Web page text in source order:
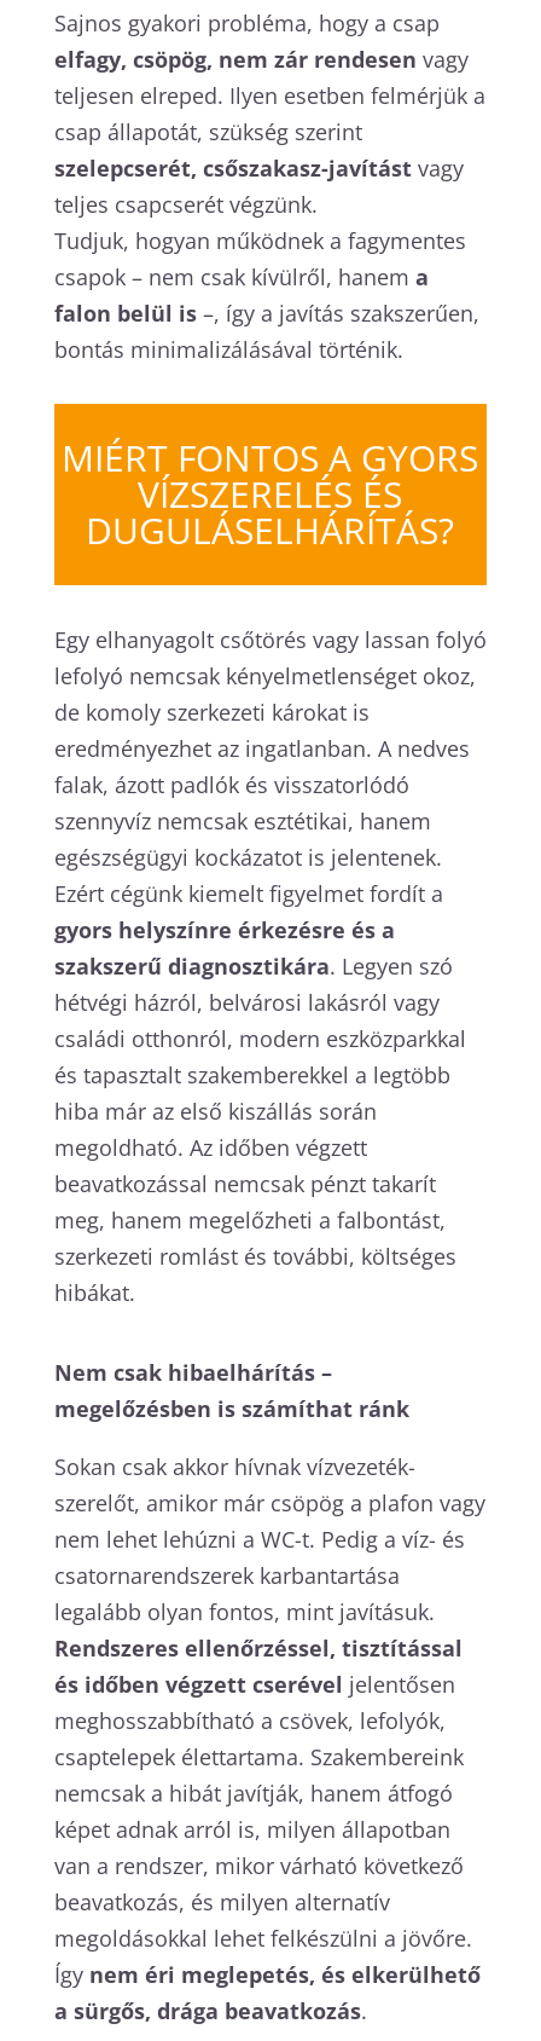
Sajnos gyakori probléma, hogy a csap
elfagy, csöpög, nem zár rendesen vagy
teljesen elreped. Ilyen esetben felmérjük a
csap állapotát, szükség szerint
szelepcserét, csőszakasz-javítástvagy
teljes csapcserét végzünk.
Tudjuk, hogyan működnek a fagymentes
csapok – nem csak kívülről, hanem a
falon belül is–, így a javítás szakszerűen,
bontás minimalizálásával történik.
MIÉRT FONTOS A GYORS
VÍZSZERELÉS ÉS
DUGULÁSELHÁRÍTÁS?
Egy elhanyagolt csőtörés vagy lassan folyó
lefolyó nemcsak kényelmetlenséget okoz,
de komoly szerkezeti károkat is
eredményezhet az ingatlanban. A nedves
falak, ázott padlók és visszatorlódó
szennyvíz nemcsak esztétikai, hanem
egészségügyi kockázatot is jelentenek.
Ezért cégünk kiemelt figyelmet fordít a
gyors helyszínre érkezésre és a
szakszerű diagnosztikára. Legyen szó
hétvégi házról, belvárosi lakásról vagy
családi otthonról, modern eszközparkkal
és tapasztalt szakemberekkel a legtöbb
hiba már az első kiszállás során
megoldható. Az időben végzett
beavatkozással nemcsak pénzt takarít
meg, hanem megelőzheti a falbontást,
szerkezeti romlást és további, költséges
hibákat.
Nem csak hibaelhárítás –
megelőzésben is számíthat ránk
Sokan csak akkor hívnak vízvezeték-
szerelőt, amikor már csöpög a plafon vagy
nem lehet lehúzni a WC-t. Pedig a víz- és
csatornarendszerek karbantartása
legalább olyan fontos, mint javításuk.
Rendszeres ellenőrzéssel, tisztítással
és időben végzett cserével jelentősen
meghosszabbítható a csövek, lefolyók,
csaptelepek élettartama. Szakembereink
nemcsak a hibát javítják, hanem átfogó
képet adnak arról is, milyen állapotban
van a rendszer, mikor várható következő
beavatkozás, és milyen alternatív
megoldásokkal lehet felkészülni a jövőre.
Így nem éri meglepetés, és elkerülhető
a sürgős, drága beavatkozás.